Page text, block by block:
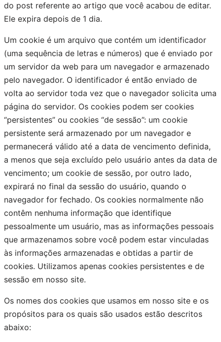
do post referente ao artigo que você acabou de editar.
Ele expira depois de 1 dia.
Um cookie é um arquivo que contém um identificador
(uma sequência de letras e números) que é enviado por
um servidor da web para um navegador e armazenado
pelo navegador. O identificador é então enviado de
volta ao servidor toda vez que o navegador solicita uma
página do servidor. Os cookies podem ser cookies
“persistentes” ou cookies “de sessão”: um cookie
persistente será armazenado por um navegador e
permanecerá válido até a data de vencimento definida,
a menos que seja excluído pelo usuário antes da data de
vencimento; um cookie de sessão, por outro lado,
expirará no final da sessão do usuário, quando o
navegador for fechado. Os cookies normalmente não
contêm nenhuma informação que identifique
pessoalmente um usuário, mas as informações pessoais
que armazenamos sobre você podem estar vinculadas
às informações armazenadas e obtidas a partir de
cookies. Utilizamos apenas cookies persistentes e de
sessão em nosso site.
Os nomes dos cookies que usamos em nosso site e os
propósitos para os quais são usados estão descritos
abaixo: